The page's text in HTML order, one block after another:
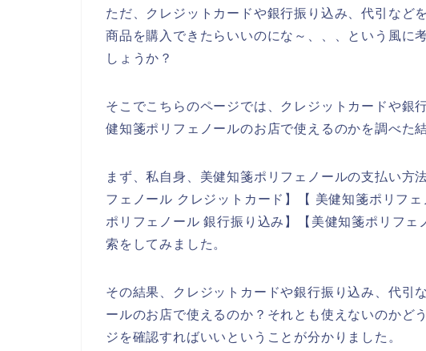
ただ、クレジットカードや銀行振り込み、代引など
商品を購入できたらいいのにな～、、、という風に
しょうか？
そこでこちらのページでは、クレジットカードや銀
健知箋ポリフェノールのお店で使えるのかを調べた
まず、私自身、美健知箋ポリフェノールの支払い方
フェノール クレジットカード】【 美健知箋ポリフ
ポリフェノール 銀行振り込み】【美健知箋ポリフ
索をしてみました。
その結果、クレジットカードや銀行振り込み、代引
ールのお店で使えるのか？それとも使えないのかど
ジを確認すればいいということが分かりました。